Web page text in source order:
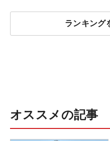
ランキング
オススメの記事